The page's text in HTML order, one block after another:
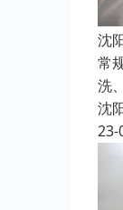
沈
常
洗
沈
23-